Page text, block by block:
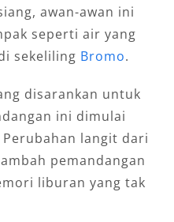
awan-awan ini
seperti air yang
sekeliling Bromo.
disarankan untuk
ini dimulai
langit dari
pemandangan
liburan yang tak